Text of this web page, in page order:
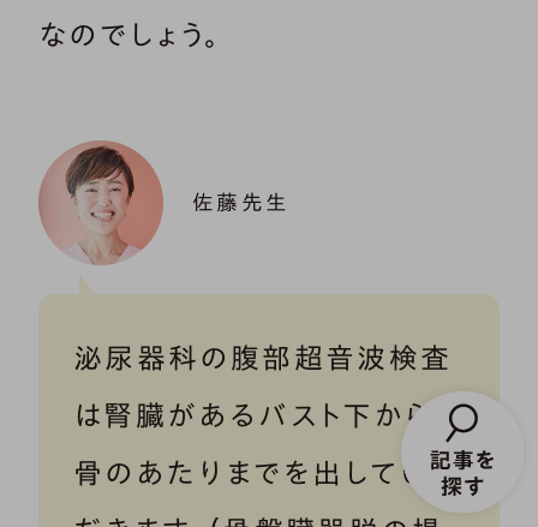
なのでしょう。
佐藤先生
泌尿器科の腹部超音波検査
は腎臓があるバスト下から恥
骨のあたりまでを出していた